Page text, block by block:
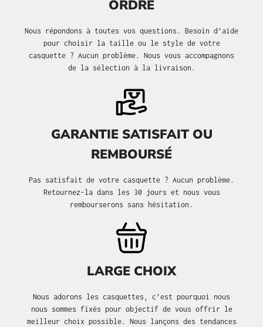
ORDRE
Nous répondons à toutes vos questions. Besoin d’aide
pour choisir la taille ou le style de votre
casquette ? Aucun problème. Nous vous accompagnons
de la sélection à la livraison.
GARANTIE SATISFAIT OU
REMBOURSÉ
Pas satisfait de votre casquette ? Aucun problème.
Retournez-la dans les 30 jours et nous vous
rembourserons sans hésitation.
LARGE CHOIX
Nous adorons les casquettes, c’est pourquoi nous
nous sommes fixés pour objectif de vous offrir le
meilleur choix possible. Nous lançons des tendances